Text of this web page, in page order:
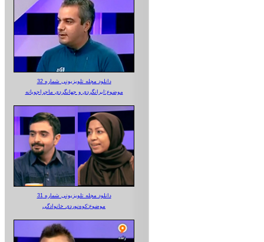
دانلود مجله تلویزیونی شماره 32
موضوع:ایرانگردی و جهانگردی ماجراجویانه
دانلود مجله تلویزیونی شماره 31
موضوع:کوه‌نوردی خانوادگی